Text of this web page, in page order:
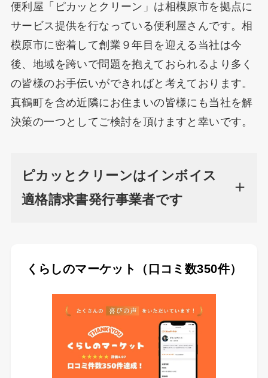
プライバシー・ポリシー
便利屋「ピカッとクリーン」は相模原市を拠点に
サービス提供を行なっている便利屋さんです。相
模原市に密着して創業９年目を迎える当社は今
後、地域を跨いで問題を抱えておられるより多く
の皆様のお手伝いができればと考えております。
真鶴町を含め近隣にお住まいの皆様にも当社を解
決策の一つとしてご検討を頂けますと幸いです。
ピカッとクリーンはインボイス
適格請求書発行事業者です
くらしのマーケット（口コミ数350件）